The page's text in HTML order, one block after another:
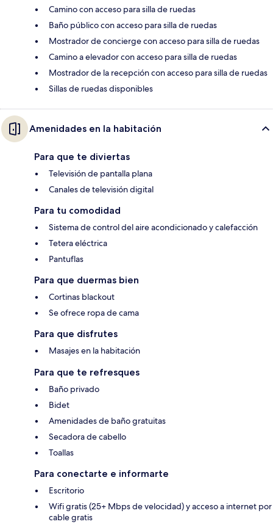
Camino con acceso para silla de ruedas
Baño público con acceso para silla de ruedas
Mostrador de concierge con acceso para silla de ruedas
Camino a elevador con acceso para silla de ruedas
Mostrador de la recepción con acceso para silla de ruedas
Sillas de ruedas disponibles
Amenidades en la habitación
Para que te diviertas
Televisión de pantalla plana
Canales de televisión digital
Para tu comodidad
Sistema de control del aire acondicionado y calefacción
Tetera eléctrica
Pantuflas
Para que duermas bien
Cortinas blackout
Se ofrece ropa de cama
Para que disfrutes
Masajes en la habitación
Para que te refresques
Baño privado
Bidet
Amenidades de baño gratuitas
Secadora de cabello
Toallas
Para conectarte e informarte
Escritorio
Wifi gratis (25+ Mbps de velocidad) y acceso a internet por
cable gratis